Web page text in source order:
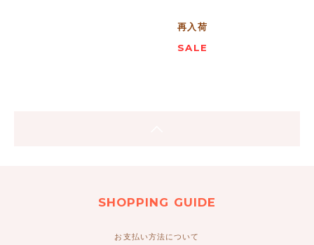
再入荷
SALE
SHOPPING GUIDE
お支払い方法について